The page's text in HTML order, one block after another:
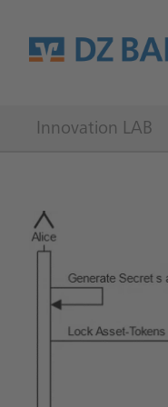
Innovation LAB